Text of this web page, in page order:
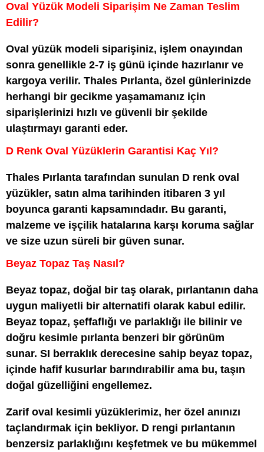
Oval Yüzük Modeli Siparişim Ne Zaman Teslim
Edilir?
Oval yüzük modeli siparişiniz, işlem onayından
sonra genellikle 2-7 iş günü içinde hazırlanır ve
kargoya verilir. Thales Pırlanta, özel günlerinizde
herhangi bir gecikme yaşamamanız için
siparişlerinizi hızlı ve güvenli bir şekilde
ulaştırmayı garanti eder.
D Renk Oval Yüzüklerin Garantisi Kaç Yıl?
Thales Pırlanta tarafından sunulan D renk oval
yüzükler, satın alma tarihinden itibaren 3 yıl
boyunca garanti kapsamındadır. Bu garanti,
malzeme ve işçilik hatalarına karşı koruma sağlar
ve size uzun süreli bir güven sunar.
Beyaz Topaz Taş Nasıl?
Beyaz topaz, doğal bir taş olarak, pırlantanın daha
uygun maliyetli bir alternatifi olarak kabul edilir.
Beyaz topaz, şeffaflığı ve parlaklığı ile bilinir ve
doğru kesimle pırlanta benzeri bir görünüm
sunar. SI berraklık derecesine sahip beyaz topaz,
içinde hafif kusurlar barındırabilir ama bu, taşın
doğal güzelliğini engellemez.
Zarif oval kesimli yüzüklerimiz, her özel anınızı
taçlandırmak için bekliyor. D rengi pırlantanın
benzersiz parlaklığını keşfetmek ve bu mükemmel